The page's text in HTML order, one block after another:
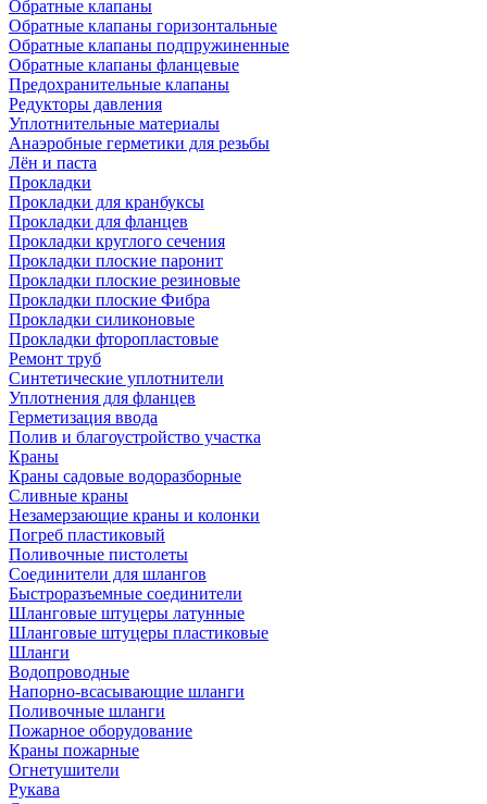
Обратные клапаны
Обратные клапаны горизонтальные
Обратные клапаны подпружиненные
Обратные клапаны фланцевые
Предохранительные клапаны
Редукторы давления
Уплотнительные материалы
Анаэробные герметики для резьбы
Лён и паста
Прокладки
Прокладки для кранбуксы
Прокладки для фланцев
Прокладки круглого сечения
Прокладки плоские паронит
Прокладки плоские резиновые
Прокладки плоские Фибра
Прокладки силиконовые
Прокладки фторопластовые
Ремонт труб
Синтетические уплотнители
Уплотнения для фланцев
Герметизация ввода
Полив и благоустройство участка
Краны
Краны садовые водоразборные
Сливные краны
Незамерзающие краны и колонки
Погреб пластиковый
Поливочные пистолеты
Соединители для шлангов
Быстроразъемные соединители
Шланговые штуцеры латунные
Шланговые штуцеры пластиковые
Шланги
Водопроводные
Напорно-всасывающие шланги
Поливочные шланги
Пожарное оборудование
Краны пожарные
Огнетушители
Рукава